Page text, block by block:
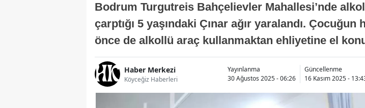
Bodrum Turgutreis Bahçelievler Mahallesi’nde
çarptığı 5 yaşındaki Çınar ağır yaralandı.
önce de alkollü araç kullanmaktan ehliyetine el
Haber Merkezi
Köyceğiz Haberleri
Yayınlanma
30 Ağustos 2025 - 06:26
Güncellenme
16 Kasım 2025 -